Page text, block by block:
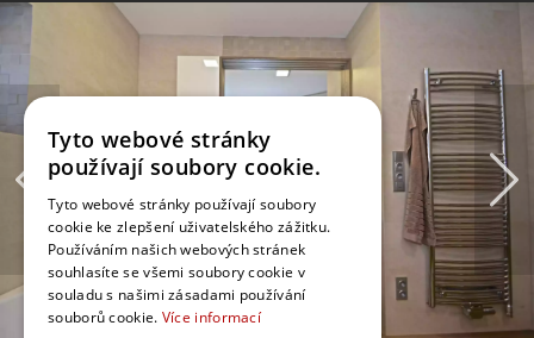
Tyto webové stránky
používají soubory cookie.
Tyto webové stránky používají soubory
cookie ke zlepšení uživatelského zážitku.
Používáním našich webových stránek
souhlasíte se všemi soubory cookie v
souladu s našimi zásadami používání
souborů cookie. Více informací